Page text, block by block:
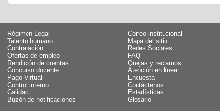
Régimen Legal
Talento humano
Contratación
Ofertas de empleo
Rendición de cuentas
Concurso docente
Pago Virtual
Control interno
Calidad
Buzón de notificaciones
Correo institucional
Mapa del sitio
Redes Sociales
FAQ
Quejas y reclamos
Atención en línea
Encuesta
Contáctenos
Estadísticas
Glosario